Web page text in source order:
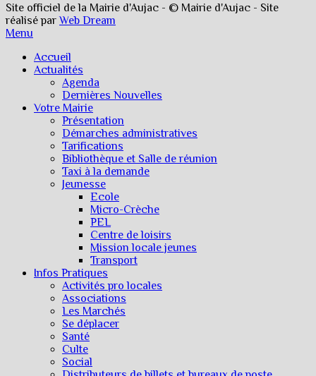
Site officiel de la Mairie d'Aujac - © Mairie d'Aujac - Site
réalisé parWeb Dream
Menu
Accueil
Actualités
Agenda
Dernières Nouvelles
Votre Mairie
Présentation
Démarches administratives
Tarifications
Bibliothèque et Salle de réunion
Taxi à la demande
Jeunesse
Ecole
Micro-Crèche
PEL
Centre de loisirs
Mission locale jeunes
Transport
Infos Pratiques
Activités pro locales
Associations
Les Marchés
Se déplacer
Santé
Culte
Social